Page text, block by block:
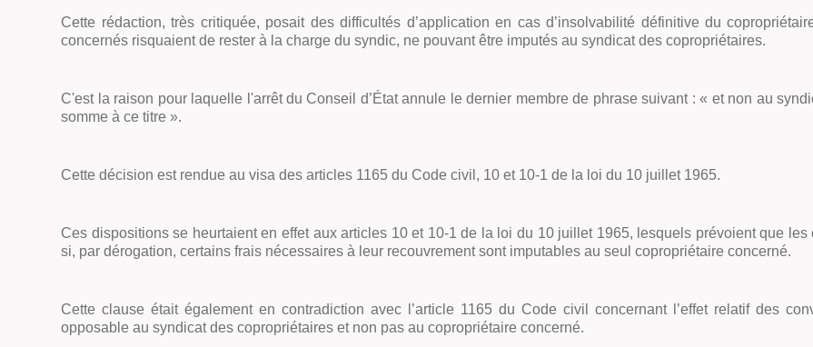
Cette rédaction, très critiquée, posait des difficultés d’application en cas d’insolvabilité définitive du
concernés risquaient de rester à la charge du syndic, ne pouvant être imputés au syndicat des copropriétaires.
C'est la raison pour laquelle l'arrêt du Conseil d’État annule le dernier membre de phrase suivant : « et non au
somme à ce titre ».
Cette décision est rendue au visa des articles 1165 du Code civil, 10 et 10-1 de la loi du 10 juillet 1965.
Ces dispositions se heurtaient en effet aux articles 10 et 10-1 de la loi du 10 juillet 1965, lesquels prévoient que
si, par dérogation, certains frais nécessaires à leur recouvrement sont imputables au seul copropriétaire concerné.
Cette clause était également en contradiction avec l’article 1165 du Code civil concernant l’effet relatif des
opposable au syndicat des copropriétaires et non pas au copropriétaire concerné.